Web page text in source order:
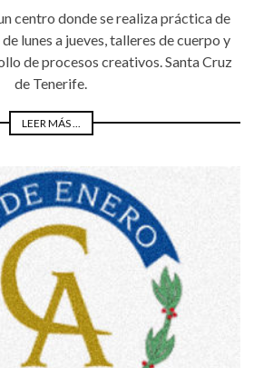
centro donde se realiza práctica de
lunes a jueves, talleres de cuerpo y
de procesos creativos. Santa Cruz
de Tenerife.
LEER MÁS ...